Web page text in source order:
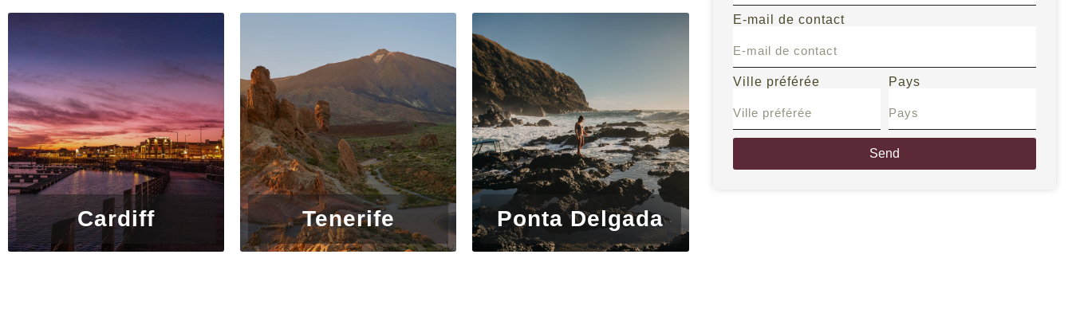
Comme un livre préféré, Édimbourg est une ville où l’on a envie de retourner sans cesse, en savourant chaque
visite pour vivre une expérience unique : le château se découpant sur un ciel bleu de printemps, les jonquilles
embrumant les pentes en contrebas de l’esplanade, sortant en titubant d’une boîte de nuit tardive dans une
aube d’été, avec seulement le bâillement des mouettes pour rompre le silence inattendu, se dirigeant vers un
café sur une plage de sable fin…
Cardiff Tenerife Ponta Delgada
E-mail de contact
Ville préférée Pays
Send